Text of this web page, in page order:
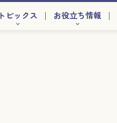
トピックス お役立ち情報